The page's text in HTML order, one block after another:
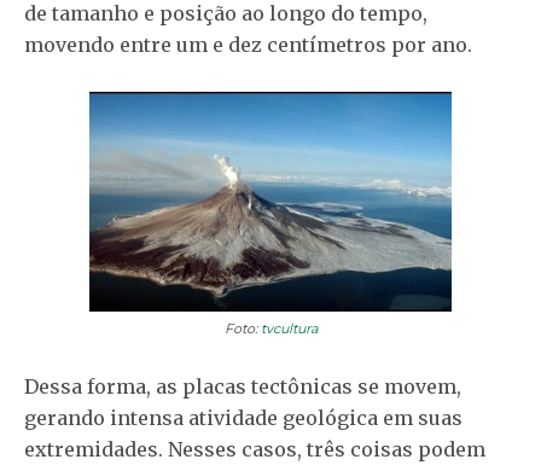
de tamanho e posição ao longo do tempo,
movendo entre um e dez centímetros por ano.
Foto: tvcultura
Dessa forma, as placas tectônicas se movem,
gerando intensa atividade geológica em suas
extremidades. Nesses casos, três coisas podem